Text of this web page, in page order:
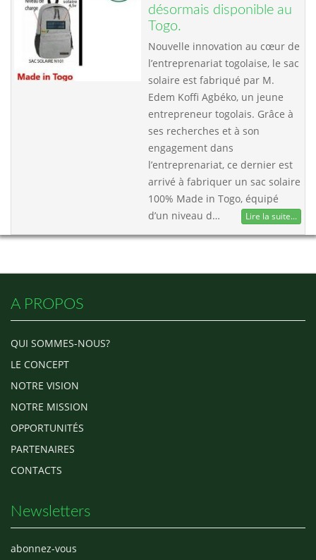
désormais disponible au
Togo.
Nouvelle innovation au cœur de
l’entreprenariat togolaise, le sac
solaire est fabriqué par M.
Edem Koffi Agbéko, un jeune
entrepreneur togolais. Grâce à
ses recherches et à son
engagement dans
l’entreprenariat, ce dernier est
arrivé à fabriquer un sac solaire
100% Made in Togo, équipé
d’un niveau d…
Lire la suite...
A PROPOS
QUI SOMMES-NOUS?
LE CONCEPT
NOTRE VISION
NOTRE MISSION
OPPORTUNITÉS
PARTENAIRES
CONTACTS
Newsletters
abonnez-vous